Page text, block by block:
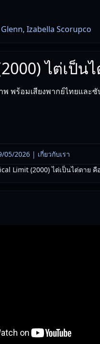
Izabella Scorupco
ไต่เป็น
พร้อมเสียงพากย์ไทยและซั
05/2026 | เกี่ยวกับเรา
Limit (2000) ไต่เป็นไต่ตาย คือ